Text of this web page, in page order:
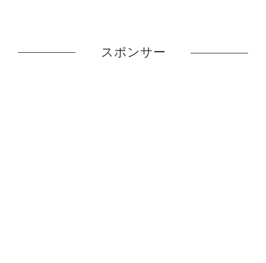
スポンサー